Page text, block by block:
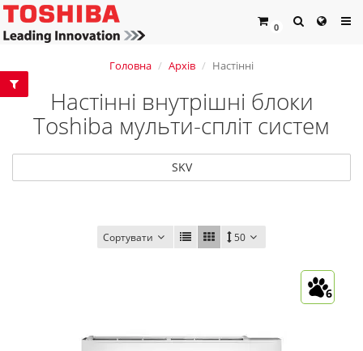
0
Головна Архів Настінні
Настінні внутрішні блоки
Toshiba мульти-спліт систем
SKV
Сортувати 50
6